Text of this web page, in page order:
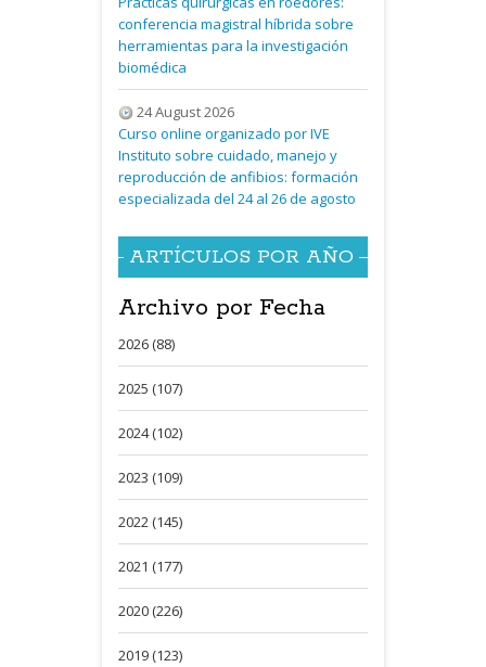
conferencia magistral híbrida sobre
herramientas para la investigación
biomédica
24 August 2026
Curso online organizado por IVE
Instituto sobre cuidado, manejo y
reproducción de anfibios: formación
especializada del 24 al 26 de agosto
ARTÍCULOS POR AÑO
Archivo por Fecha
2026 (88)
2025 (107)
2024 (102)
2023 (109)
2022 (145)
2021 (177)
2020 (226)
2019 (123)